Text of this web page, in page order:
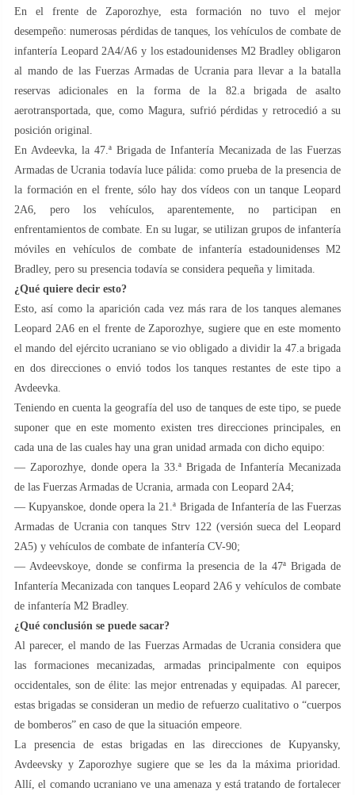
En el frente de Zaporozhye, esta formación no tuvo el mejor
desempeño: numerosas pérdidas de tanques, los vehículos de combate de
infantería Leopard 2A4/A6 y los estadounidenses M2 Bradley obligaron
al mando de las Fuerzas Armadas de Ucrania para llevar a la batalla
reservas adicionales en la forma de la 82.a brigada de asalto
aerotransportada, que, como Magura, sufrió pérdidas y retrocedió a su
posición original.
En Avdeevka, la 47.ª Brigada de Infantería Mecanizada de las Fuerzas
Armadas de Ucrania todavía luce pálida: como prueba de la presencia de
la formación en el frente, sólo hay dos vídeos con un tanque Leopard
2A6, pero los vehículos, aparentemente, no participan en
enfrentamientos de combate. En su lugar, se utilizan grupos de infantería
móviles en vehículos de combate de infantería estadounidenses M2
Bradley, pero su presencia todavía se considera pequeña y limitada.
¿Qué quiere decir esto?
Esto, así como la aparición cada vez más rara de los tanques alemanes
Leopard 2A6 en el frente de Zaporozhye, sugiere que en este momento
el mando del ejército ucraniano se vio obligado a dividir la 47.a brigada
en dos direcciones o envió todos los tanques restantes de este tipo a
Avdeevka.
Teniendo en cuenta la geografía del uso de tanques de este tipo, se puede
suponer que en este momento existen tres direcciones principales, en
cada una de las cuales hay una gran unidad armada con dicho equipo:
— Zaporozhye, donde opera la 33.ª Brigada de Infantería Mecanizada
de las Fuerzas Armadas de Ucrania, armada con Leopard 2A4;
— Kupyanskoe, donde opera la 21.ª Brigada de Infantería de las Fuerzas
Armadas de Ucrania con tanques Strv 122 (versión sueca del Leopard
2A5) y vehículos de combate de infantería CV-90;
— Avdeevskoye, donde se confirma la presencia de la 47ª Brigada de
Infantería Mecanizada con tanques Leopard 2A6 y vehículos de combate
de infantería M2 Bradley.
¿Qué conclusión se puede sacar?
Al parecer, el mando de las Fuerzas Armadas de Ucrania considera que
las formaciones mecanizadas, armadas principalmente con equipos
occidentales, son de élite: las mejor entrenadas y equipadas. Al parecer,
estas brigadas se consideran un medio de refuerzo cualitativo o “cuerpos
de bomberos” en caso de que la situación empeore.
La presencia de estas brigadas en las direcciones de Kupyansky,
Avdeevsky y Zaporozhye sugiere que se les da la máxima prioridad.
Allí, el comando ucraniano ve una amenaza y está tratando de fortalecer